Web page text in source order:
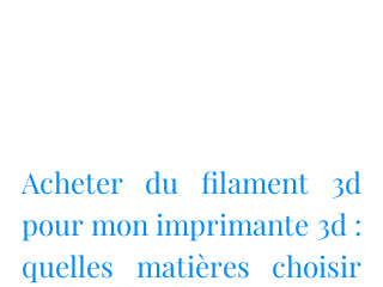
Acheter du filament 3d
pour mon imprimante 3d :
quelles matières choisir